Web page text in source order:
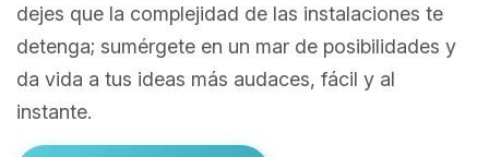
dejes que la complejidad de las instalaciones te
detenga; sumérgete en un mar de posibilidades y
da vida a tus ideas más audaces, fácil y al
instante.